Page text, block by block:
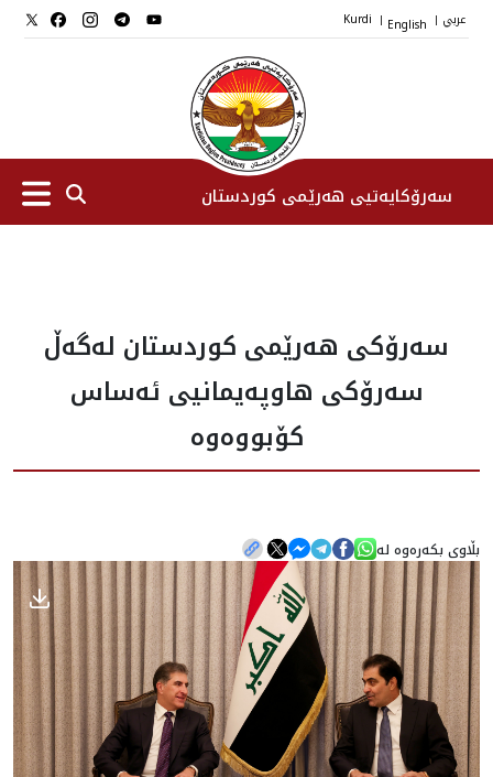
عربي |
English
|
Kurdi
سەرۆکایەتیی هەرێمی کوردستان
جێگرانی سه‌رۆک
ستافی سەرۆکایەتی
هه‌واڵ
گەلەری
سه‌رۆکی هه‌رێمی کوردستان له‌گه‌ڵ
سه‌رۆکی هاوپه‌یمانیی ئه‌ساس
کۆبووه‌وه‌
بڵاوی بکەرەوە لە